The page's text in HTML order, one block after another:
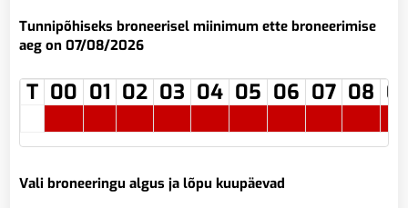
Tunnipõhiseks broneerisel miinimum ette broneerimise
aeg on 07/08/2026
T 00 01 02 03 04 05 06 07 08
Vali broneeringu algus ja lõpu kuupäevad